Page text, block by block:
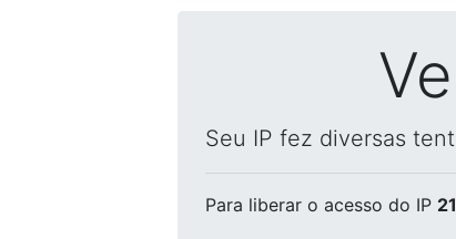
Seu IP fez diversas
Para liberar o acesso do IP